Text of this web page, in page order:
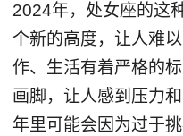
2024年，处女座的这
个新的高度，让人难
作、生活有着严格的
画脚，让人感到压力
年里可能会因为过于